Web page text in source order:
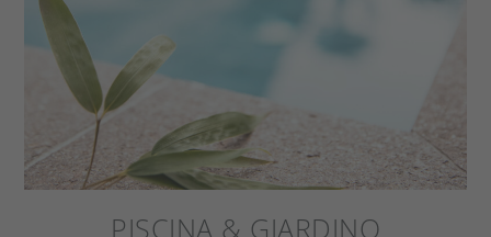
PISCINA & GIARDINO